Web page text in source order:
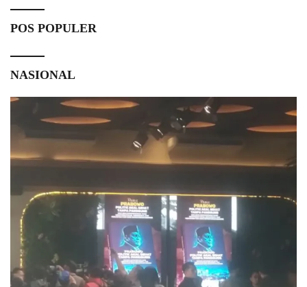
POS POPULER
NASIONAL